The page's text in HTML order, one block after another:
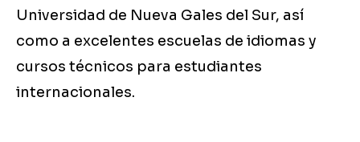
Universidad de Nueva Gales del Sur, así
como a excelentes escuelas de idiomas y
cursos técnicos para estudiantes
internacionales.